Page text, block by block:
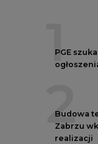
1
PGE
2
Budowa
Zabrzu
realizacji